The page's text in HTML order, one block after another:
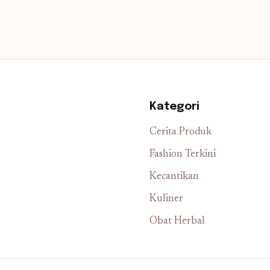
Kategori
Cerita Produk
Fashion Terkini
Kecantikan
Kuliner
Obat Herbal